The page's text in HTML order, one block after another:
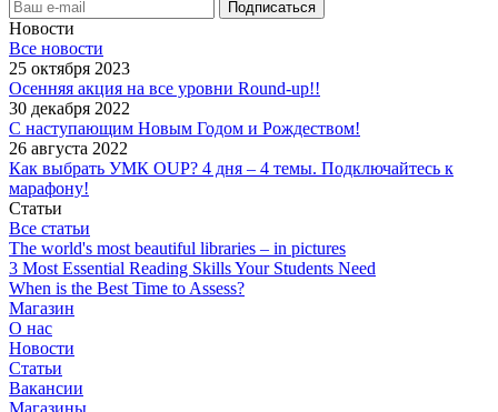
Новости
Все новости
25 октября 2023
Осенняя акция на все уровни Round-up!!
30 декабря 2022
С наступающим Новым Годом и Рождеством!
26 августа 2022
Как выбрать УМК OUP? 4 дня – 4 темы. Подключайтесь к
марафону!
Статьи
Все статьи
The world's most beautiful libraries – in pictures
3 Most Essential Reading Skills Your Students Need
When is the Best Time to Assess?
Магазин
О нас
Новости
Статьи
Вакансии
Магазины